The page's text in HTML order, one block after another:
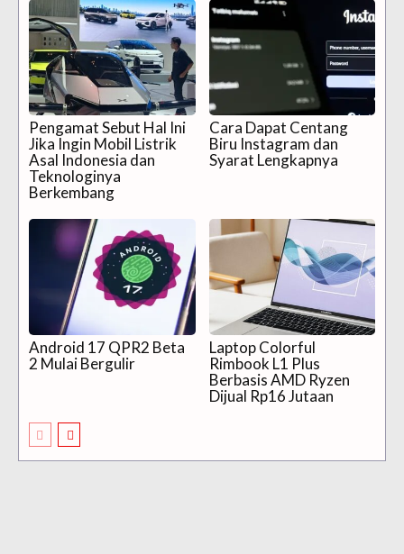
Pengamat Sebut Hal Ini
Jika Ingin Mobil Listrik
Asal Indonesia dan
Teknologinya
Berkembang
Cara Dapat Centang
Biru Instagram dan
Syarat Lengkapnya
Android 17 QPR2 Beta
2 Mulai Bergulir
Laptop Colorful
Rimbook L1 Plus
Berbasis AMD Ryzen
Dijual Rp16 Jutaan